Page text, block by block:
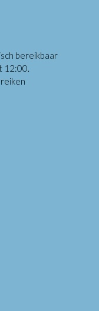
bereikbaar
12:00.